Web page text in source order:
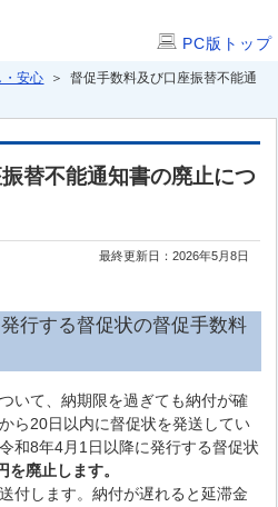
PC版トップ
・安心 ＞ 督促手数料及び口座振替不能通
替不能通知書の廃止につ
最終更新日：2026年5月8日
行する督促状の督促手数料
いて、納期限を過ぎても納付が確
ら20日以内に督促状を発送してい
和8年4月1日以降に発行する督促状
を廃止します。
付します。納付が遅れると延滞金